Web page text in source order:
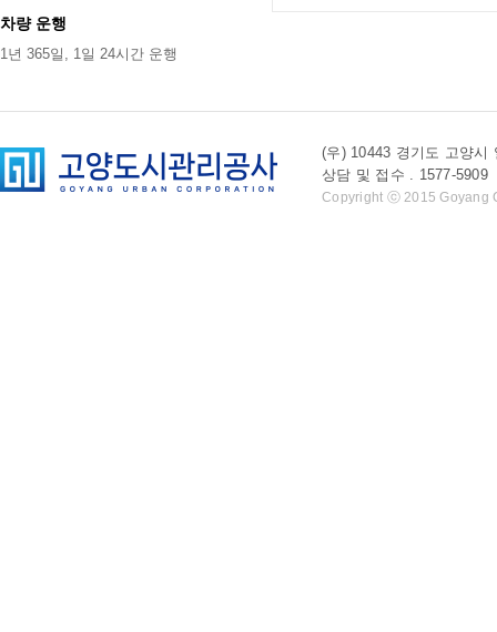
차량 운행
1년 365일, 1일 24시간 운행
(우) 10443 경기도 고양시
상담 및 접수 . 1577-
Copyright ⓒ 2015 Goyang